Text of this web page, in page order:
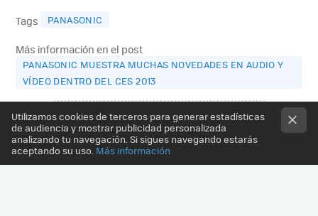
Tags PANASONIC
Más información en el post
PANASONIC MUESTRA MUCHAS NOVEDADES EN AUDIO Y
VÍDEO DENTRO DEL CES 2013
Utilizamos cookies de terceros para generar estadísticas
de audiencia y mostrar publicidad personalizada
analizando tu navegación. Si sigues navegando estarás
aceptando su uso. Más información